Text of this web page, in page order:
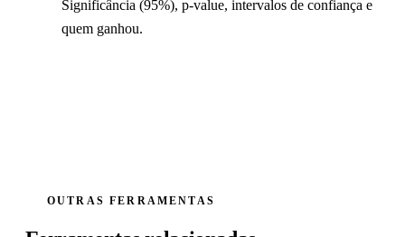
Significância (95%), p-value, intervalos de confiança e
quem ganhou.
OUTRAS FERRAMENTAS